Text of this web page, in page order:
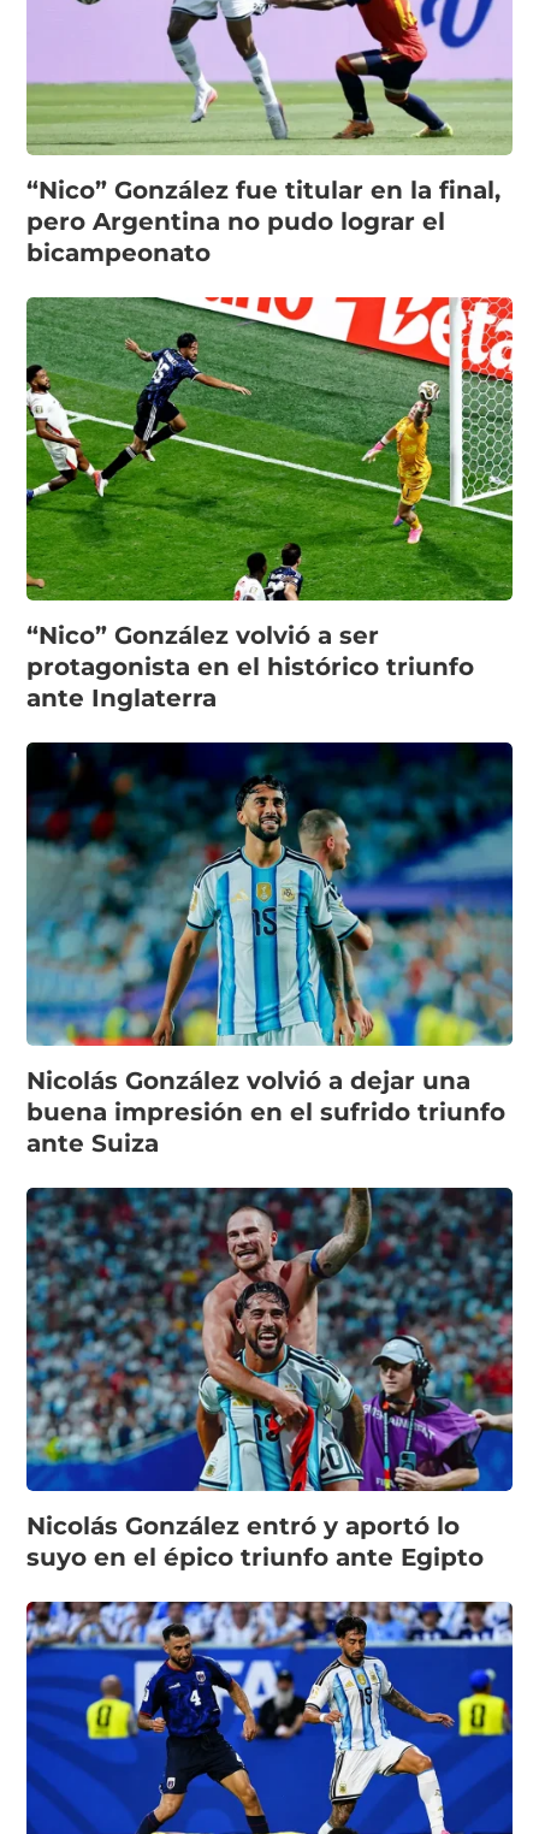
“Nico” González fue titular en la final,
pero Argentina no pudo lograr el
bicampeonato
“Nico” González volvió a ser
protagonista en el histórico triunfo
ante Inglaterra
Nicolás González volvió a dejar una
buena impresión en el sufrido triunfo
ante Suiza
Nicolás González entró y aportó lo
suyo en el épico triunfo ante Egipto